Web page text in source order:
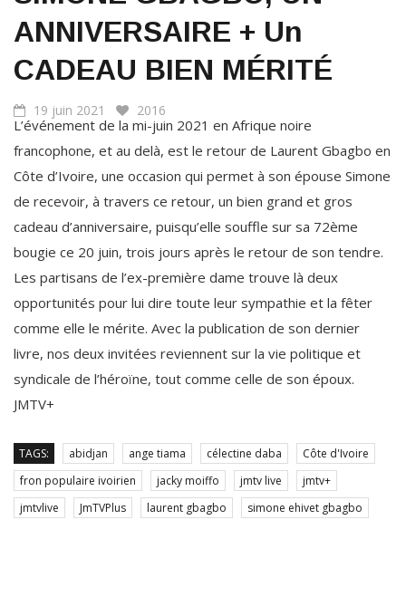
ANNIVERSAIRE + Un
CADEAU BIEN MÉRITÉ
19 juin 2021 2016
L’événement de la mi-juin 2021 en Afrique noire
francophone, et au delà, est le retour de Laurent Gbagbo en
Côte d’Ivoire, une occasion qui permet à son épouse Simone
de recevoir, à travers ce retour, un bien grand et gros
cadeau d’anniversaire, puisqu’elle souffle sur sa 72ème
bougie ce 20 juin, trois jours après le retour de son tendre.
Les partisans de l’ex-première dame trouve là deux
opportunités pour lui dire toute leur sympathie et la fêter
comme elle le mérite. Avec la publication de son dernier
livre, nos deux invitées reviennent sur la vie politique et
syndicale de l’héroïne, tout comme celle de son époux.
JMTV+
TAGS: abidjan ange tiama célectine daba
Côte d'Ivoire
fron populaire ivoirien
jacky moiffo jmtv live
jmtv+
jmtvlive
JmTVPlus laurent gbagbo simone ehivet gbagbo